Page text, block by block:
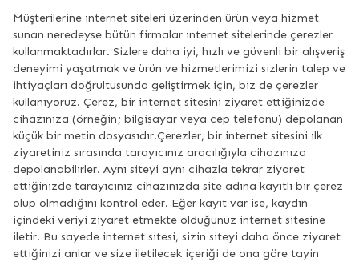
Müşterilerine internet siteleri üzerinden ürün veya hizmet
sunan neredeyse bütün firmalar internet sitelerinde çerezler
kullanmaktadırlar. Sizlere daha iyi, hızlı ve güvenli bir alışveriş
deneyimi yaşatmak ve ürün ve hizmetlerimizi sizlerin talep ve
ihtiyaçları doğrultusunda geliştirmek için, biz de çerezler
kullanıyoruz. Çerez, bir internet sitesini ziyaret ettiğinizde
cihazınıza (örneğin; bilgisayar veya cep telefonu) depolanan
küçük bir metin dosyasıdır.Çerezler, bir internet sitesini ilk
ziyaretiniz sırasında tarayıcınız aracılığıyla cihazınıza
depolanabilirler. Aynı siteyi aynı cihazla tekrar ziyaret
ettiğinizde tarayıcınız cihazınızda site adına kayıtlı bir çerez
olup olmadığını kontrol eder. Eğer kayıt var ise, kaydın
içindeki veriyi ziyaret etmekte olduğunuz internet sitesine
iletir. Bu sayede internet sitesi, sizin siteyi daha önce ziyaret
ettiğinizi anlar ve size iletilecek içeriği de ona göre tayin